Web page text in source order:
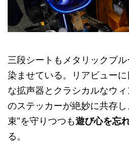
三段シートもメタリックブ
染ませている。リアビュー
な拡声器とクラシカルなウ
のステッカーが絶妙に共存
束”を守りつつも遊び心を忘
る。